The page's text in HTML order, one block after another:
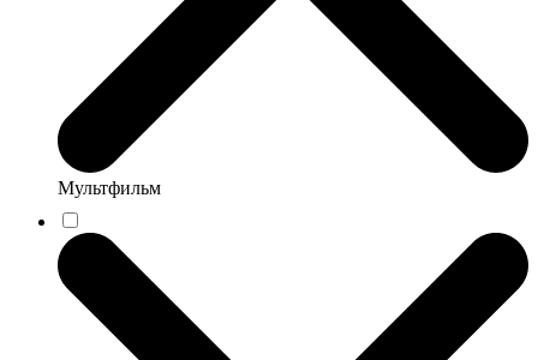
Мультфильм